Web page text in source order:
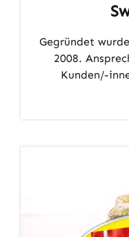
Gegründet
2008.
Kunden/-